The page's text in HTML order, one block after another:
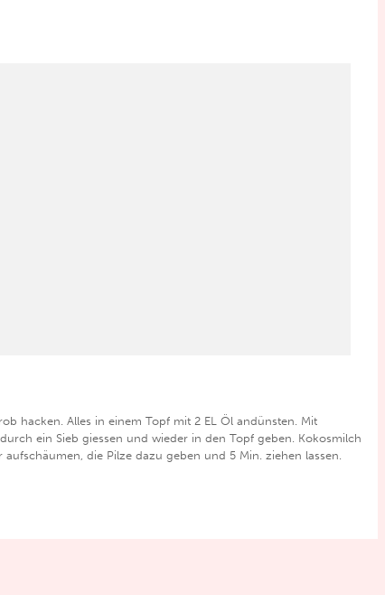
hacken. Alles in einem Topf mit 2 EL Öl andünsten. Mit
ein Sieb giessen und wieder in den Topf geben. Kokosmilch
die Pilze dazu geben und 5 Min. ziehen lassen.